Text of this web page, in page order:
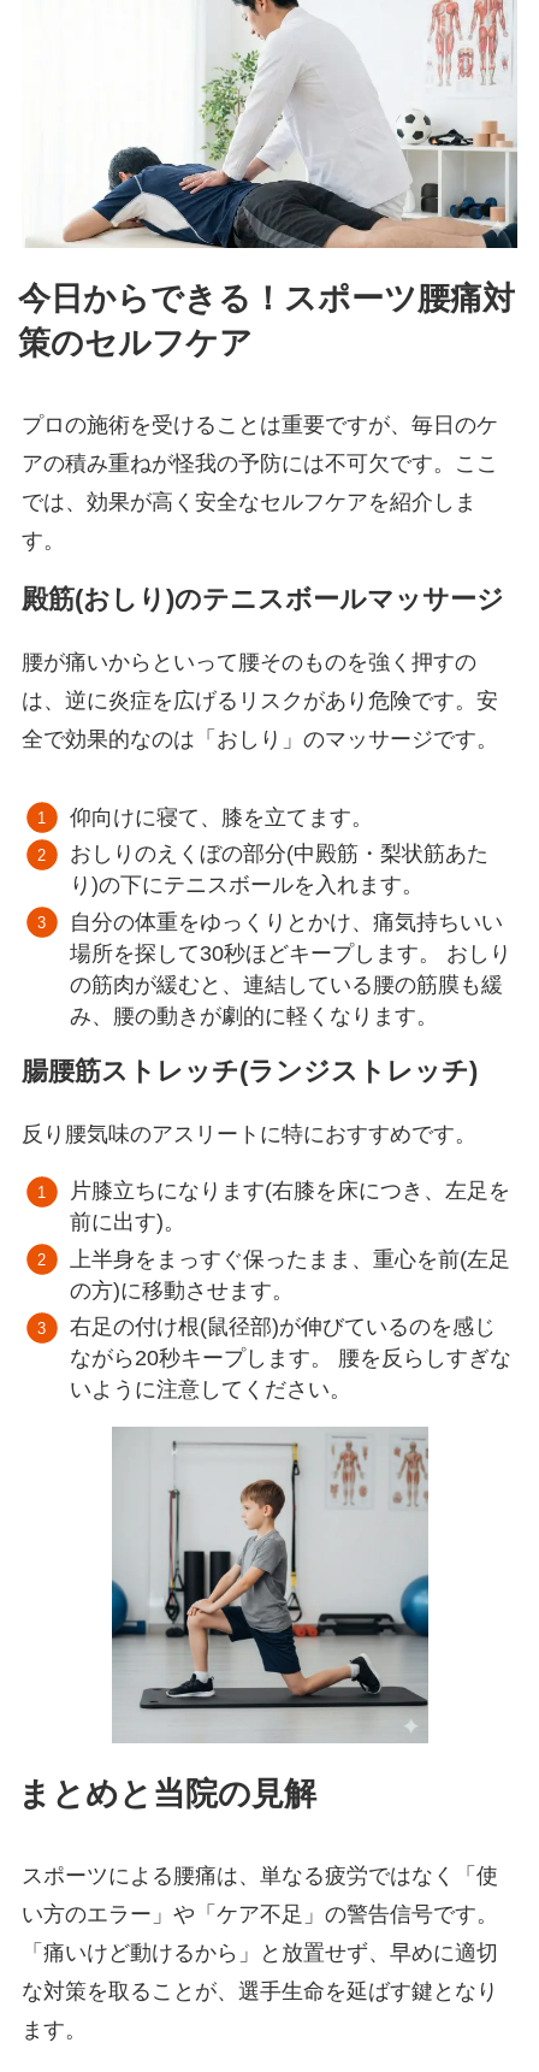
今日からできる！スポーツ腰痛対
策のセルフケア
プロの施術を受けることは重要ですが、毎日のケ
アの積み重ねが怪我の予防には不可欠です。ここ
では、効果が高く安全なセルフケアを紹介しま
す。
殿筋(おしり)のテニスボールマッサージ
腰が痛いからといって腰そのものを強く押すの
は、逆に炎症を広げるリスクがあり危険です。安
全で効果的なのは「おしり」のマッサージです。
仰向けに寝て、膝を立てます。
おしりのえくぼの部分(中殿筋・梨状筋あた
り)の下にテニスボールを入れます。
自分の体重をゆっくりとかけ、痛気持ちいい
場所を探して30秒ほどキープします。 おしり
の筋肉が緩むと、連結している腰の筋膜も緩
み、腰の動きが劇的に軽くなります。
腸腰筋ストレッチ(ランジストレッチ)
反り腰気味のアスリートに特におすすめです。
片膝立ちになります(右膝を床につき、左足を
前に出す)。
上半身をまっすぐ保ったまま、重心を前(左足
の方)に移動させます。
右足の付け根(鼠径部)が伸びているのを感じ
ながら20秒キープします。 腰を反らしすぎな
いように注意してください。
まとめと当院の見解
スポーツによる腰痛は、単なる疲労ではなく「使
い方のエラー」や「ケア不足」の警告信号です。
「痛いけど動けるから」と放置せず、早めに適切
な対策を取ることが、選手生命を延ばす鍵となり
ます。